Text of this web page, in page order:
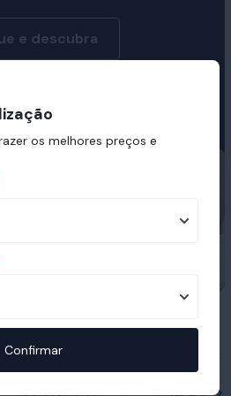
e descubra
os melhores preços e
Confirmar